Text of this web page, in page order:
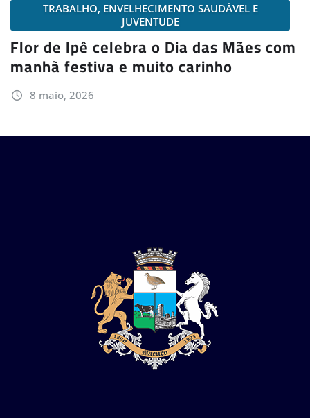
TRABALHO, ENVELHECIMENTO SAUDÁVEL E
JUVENTUDE
Flor de Ipê celebra o Dia das Mães com
manhã festiva e muito carinho
8 maio, 2026